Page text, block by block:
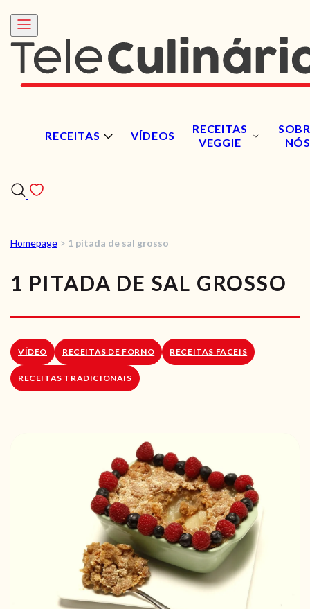
RECEITAS VÍDEOS
RECEITAS
VEGGIE
NÓS
RECEITAS
VÍDEOS
RECEITAS VEGGIE
SOBRE NÓS
LOJA ONLINE
Homepage > 1 pitada de sal grosso
1 PITADA DE SAL GROSSO
VÍDEO RECEITAS DE FORNO RECEITAS FACEIS
RECEITAS TRADICIONAIS